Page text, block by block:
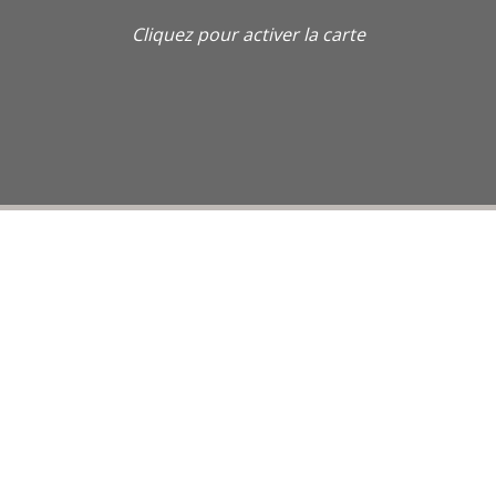
Cliquez pour activer la carte